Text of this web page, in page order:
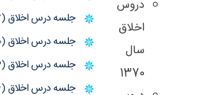
دروس
اخلاق
سال
1370
جلسه درس اخلاق (1404/08/07)
جلسه درس اخلاق (1404/07/30)
جلسه درس اخلاق (1404/07/23)
جلسه درس اخلاق (1404/07/16)